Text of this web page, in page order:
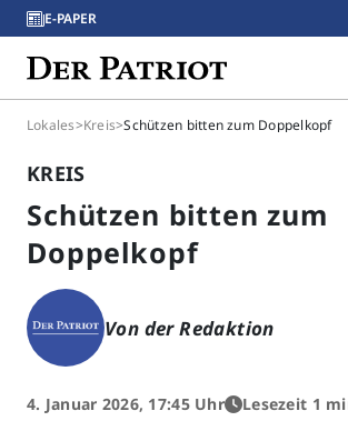
E-PAPER
Lokales>Kreis>Schützen bitten zum Doppelkopf
KREIS
Schützen bitten zum
Doppelkopf
Von der Redaktion
4. Januar 2026, 17:45 Uhr Lesezeit 1